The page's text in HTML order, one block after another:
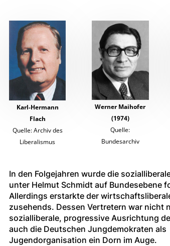
Karl-Hermann
Flach
Quelle: Archiv des
Liberalismus
Werner Maihofer
(1974)
Quelle:
Bundesarchiv
In den Folgejahren wurde die
unter Helmut Schmidt auf Bundesebene
Allerdings erstarkte der
zusehends. Dessen Vertretern war nicht
sozialliberale, progressive Ausrichtung
auch die Deutschen Jungdemokraten als
Jugendorganisation ein Dorn im Auge.